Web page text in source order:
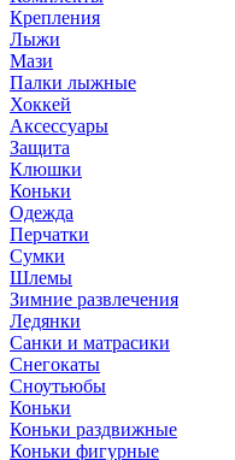
Крепления
Лыжи
Мази
Палки лыжные
Хоккей
Аксессуары
Защита
Клюшки
Коньки
Одежда
Перчатки
Сумки
Шлемы
Зимние развлечения
Ледянки
Санки и матрасики
Снегокаты
Сноутьюбы
Коньки
Коньки раздвижные
Коньки фигурные